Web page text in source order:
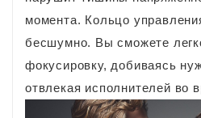
момента. Кольцо
бесшумно. Вы сможете
фокусировку, добиваясь
отвлекая исполнителей во